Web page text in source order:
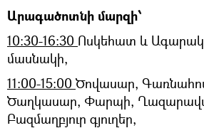
Արագածոտնի մարզի՝
10։30-16:30 Ոսկեհատ և Ագարակ
մասնակի,
11։00-15:00 Ծովասար,
Ծաղկասար, Փարպի,
Բազմաղբյուր գյուղեր,